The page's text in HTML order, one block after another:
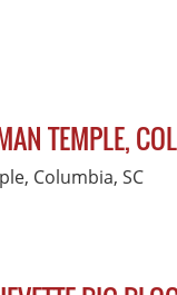
TEMPLE,
Columbia, SC